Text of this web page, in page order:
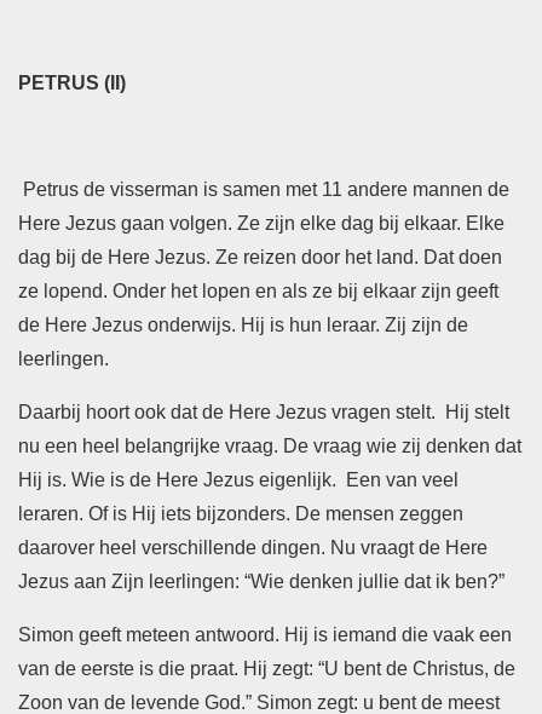
PETRUS (II)
Petrus de visserman is samen met 11 andere mannen de
Here Jezus gaan volgen. Ze zijn elke dag bij elkaar. Elke
dag bij de Here Jezus. Ze reizen door het land. Dat doen
ze lopend. Onder het lopen en als ze bij elkaar zijn geeft
de Here Jezus onderwijs. Hij is hun leraar. Zij zijn de
leerlingen.
Daarbij hoort ook dat de Here Jezus vragen stelt. Hij stelt
nu een heel belangrijke vraag. De vraag wie zij denken dat
Hij is. Wie is de Here Jezus eigenlijk. Een van veel
leraren. Of is Hij iets bijzonders. De mensen zeggen
daarover heel verschillende dingen. Nu vraagt de Here
Jezus aan Zijn leerlingen: “Wie denken jullie dat ik ben?”
Simon geeft meteen antwoord. Hij is iemand die vaak een
van de eerste is die praat. Hij zegt: “U bent de ​Christus, de
Zoon van de levende God.” Simon zegt: u bent de meest